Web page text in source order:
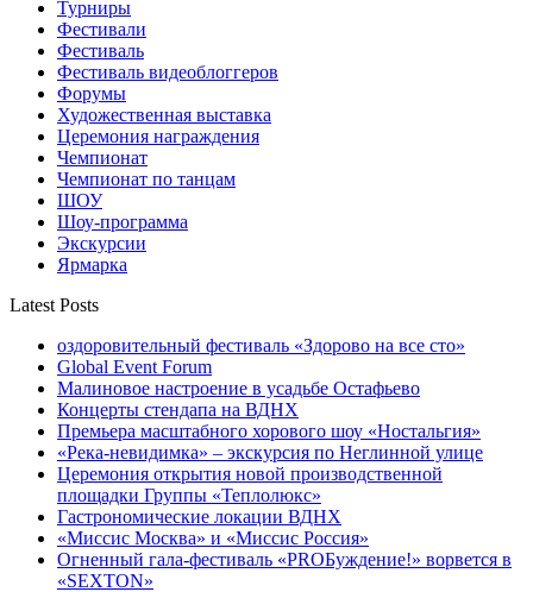
Турниры
Фестивали
Фестиваль
Фестиваль видеоблоггеров
Форумы
Художественная выставка
Церемония награждения
Чемпионат
Чемпионат по танцам
ШОУ
Шоу-программа
Экскурсии
Ярмарка
Latest Posts
оздоровительный фестиваль «Здорово на все сто»
Global Event Forum
Малиновое настроение в усадьбе Остафьево
Концерты стендапа на ВДНХ
Премьера масштабного хорового шоу «Ностальгия»
«Река-невидимка» – экскурсия по Неглинной улице
Церемония открытия новой производственной
площадки Группы «Теплолюкс»
Гастрономические локации ВДНХ
«Миссис Москва» и «Миссис Россия»
Огненный гала-фестиваль «PROБуждение!» ворвется в
«SEXTON»